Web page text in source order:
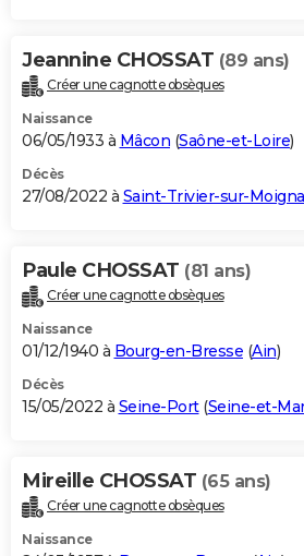
Jeannine CHOSSAT (89 ans)
Créer une cagnotte obsèques
Naissance
06/05/1933 à Mâcon (Saône-et-Loire)
Décès
27/08/2022 à Saint-Trivier-sur-
Paule CHOSSAT (81 ans)
Créer une cagnotte obsèques
Naissance
01/12/1940 à Bourg-en-Bresse (Ain)
Décès
15/05/2022 à Seine-Port(Seine-et-
Mireille CHOSSAT (65 ans)
Créer une cagnotte obsèques
Naissance